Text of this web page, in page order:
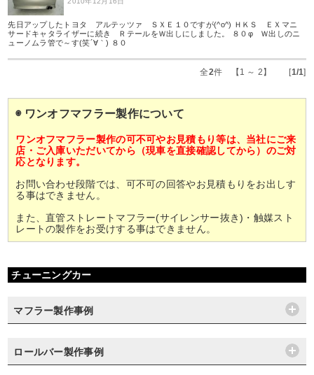
先日アップしたトヨタ アルテッツァ ＳＸＥ１０ですが(^o^) ＨＫＳ ＥＸマニ
サードキャタライザーに続き ＲテールをＷ出しにしました。 ８０φ Ｗ出しのニ
ューノムラ管で～す(笑´∀｀) ８０
全2件 【1 ～ 2】 [1/1]
◉ ワンオフマフラー製作について
ワンオフマフラー製作の可不可やお見積もり等は、当社にご来
店・ご入庫いただいてから（現車を直接確認してから）のご対
応となります。
お問い合わせ段階では、可不可の回答やお見積もりをお出しす
る事はできません。
また、直管ストレートマフラー(サイレンサー抜き)・触媒スト
レートの製作をお受けする事はできません。
チューニングカー
マフラー製作事例
ロールバー製作事例